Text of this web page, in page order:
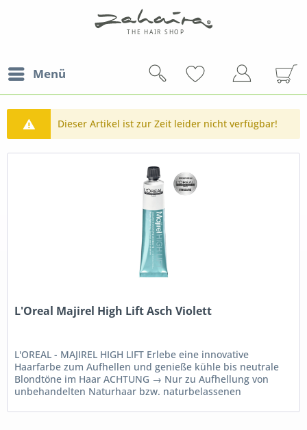
Menü
Dieser Artikel ist zur Zeit leider nicht verfügbar!
L'Oreal Majirel High Lift Asch Violett
L'OREAL - MAJIREL HIGH LIFT Erlebe eine innovative
Haarfarbe zum Aufhellen und genieße kühle bis neutrale
Blondtöne im Haar ACHTUNG → Nur zu Aufhellung von
unbehandelten Naturhaar bzw. naturbelassenen